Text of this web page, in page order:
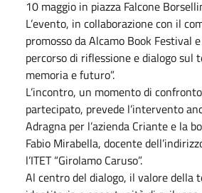
10 maggio in piazza Falcone
L’evento, in collaborazione con il
promosso da Alcamo Book Festival
percorso di riflessione e dialogo sul
memoria e futuro”.
L’incontro, un momento di
partecipato, prevede l’intervento
Adragna per l’azienda Criante e la
Fabio Mirabella, docente
l’ITET “Girolamo Caruso”.
Al centro del dialogo, il valore della